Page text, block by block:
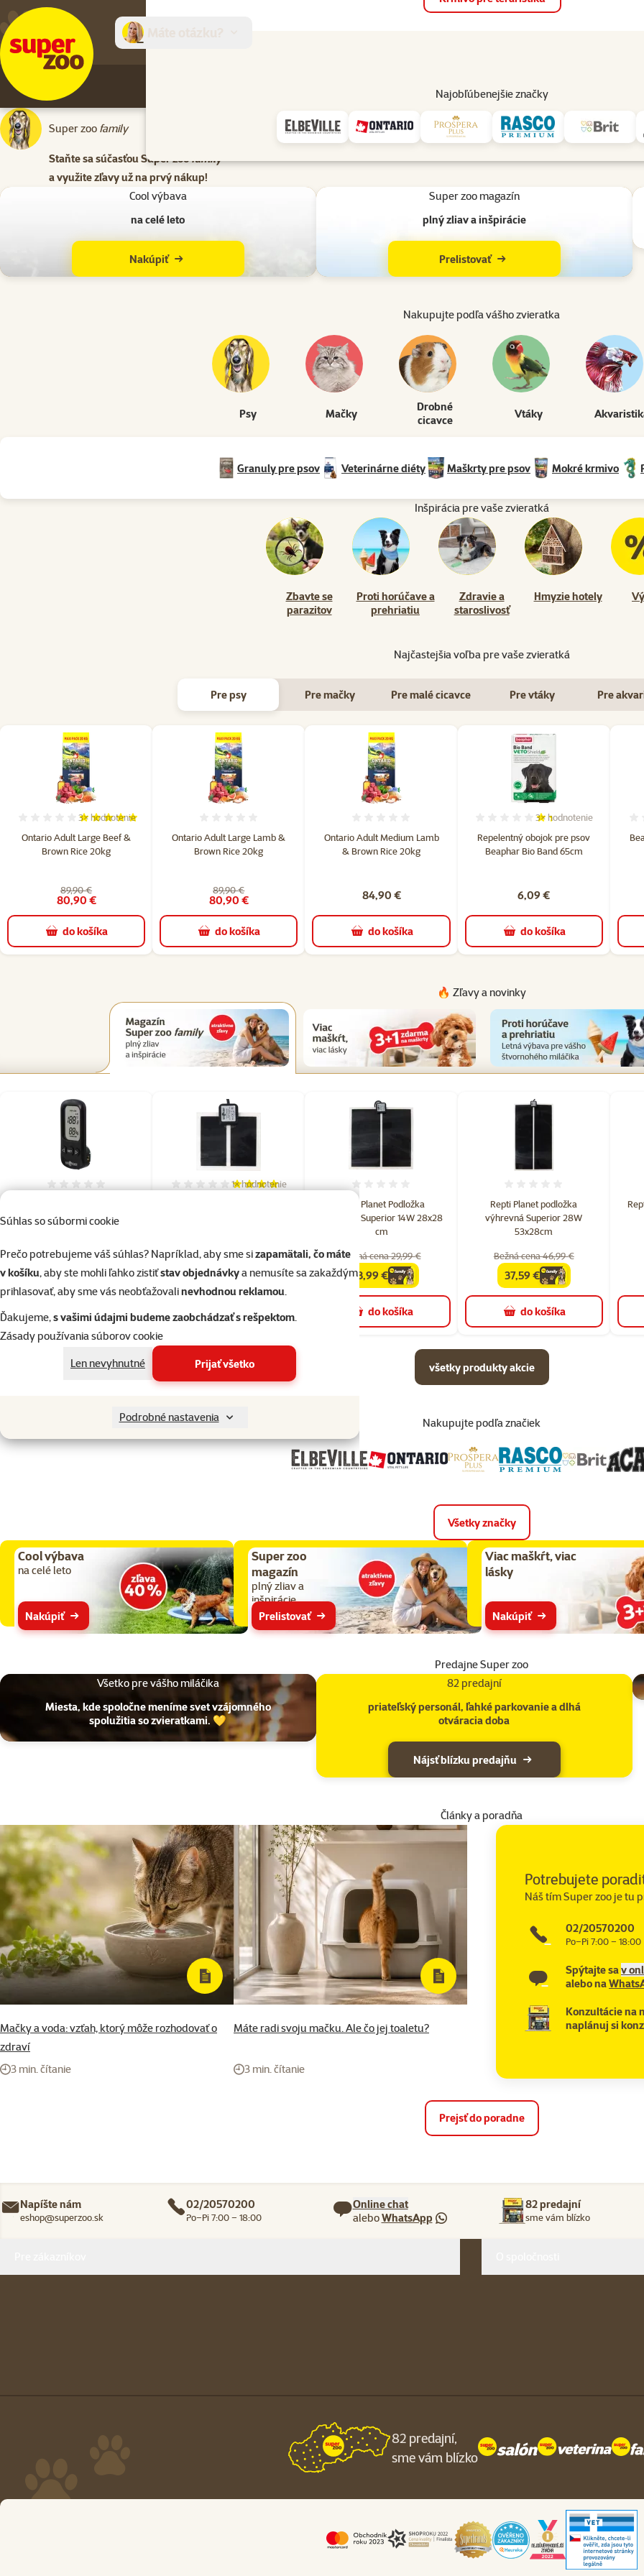
Súhlas so súbormi cookie
Prečo potrebujeme váš súhlas? Napríklad, aby sme sizapamätali, čo máte
v košíku, aby ste mohli ľahko zistiťstav objednávkya nemusíte sa zakaždým
prihlasovať, aby sme vás neobťažovalinevhodnou reklamou.
Ďakujeme,s vašimi údajmi budeme zaobchádzať s rešpektom.
Zásady používania súborov cookie
Len nevyhnutné
Prijať všetko
Podrobné nastavenia
Najobľúbenejšie značky
Predajne Služby
Super zoo family
Staňte sa súčasťou Super zoofamily
a využite zľavy už na prvý nákup!
Zľava za registráciu 10% na
Nižšie ceny pre členov
Cool výbava
na celé leto
Nakúpiť
Super zoo magazín
plný zliav a inšpirácie
Prelistovať
Nakupujte podľa vášho zvieratka
Psy Mačky
Drobné
cicavce
Vtáky
Granuly pre psov Veterinárne diéty Maškrty pre psov Mokré krmivo
Inšpirácia pre vaše zvieratká
Zbavte se
parazitov
Proti horúčave a
prehriatiu
Zdravie a
staroslivosť
Hmyzie hotely
Najčastejšia voľba pre vaše zvieratká
Pre psy Pre mačky Pre malé cicavce Pre vtáky Pre
Ontario Adult Large Beef &
Brown Rice 20kg
Hodnotenie 100%, počet hodnotení: 3
3× hodnotenie
89,90 €
80,90 €
do košíka
Ontario Adult Large Lamb &
Brown Rice 20kg
89,90 €
80,90 €
do košíka
Ontario Adult Medium Lamb
& Brown Rice 20kg
84,90 €
do košíka
Repelentný obojok pre psov
Beaphar Bio Band 65cm
Hodnotenie 27%,
3× hodnotenie
6,09 €
do košíka
🔥 Zľavy a novinky
teplomer
Hodnotenie 0%
Bežná cena 25,99 €
familycena
20,79 €
do košíka
Hodnotenie 80%, počet hodnotení: 1
1×hodnotenie
Bežná cena 21,99 €
familycena
17,59 €
do košíka
Repti Planet Podložka
výhrevná Superior 14W 28x28
cm
Bežná cena 29,99 €
family cena
23,99 €
do košíka
Repti Planet podložka
výhrevná Superior 28W
53x28cm
Bežná cena 46,99 €
familycena
37,59 €
do košíka
všetky produkty akcie
Nakupujte podľa značiek
Všetky značky
Cool výbava
na celé leto
Nakúpiť
Super zoo
magazín
plný zliav a
inšpirácie
Prelistovať
Viac maškŕt, viac
lásky
Nakúpiť
Predajne Super zoo
Všetko pre vášho miláčika
Miesta, kde spoločne meníme svet vzájomného
spolužitia so zvieratkami. 💛
82 predajní
priateľský personál, ľahké parkovanie a dlhá
otváracia doba
Nájsť blízku predajňu
Články a poradňa
Potrebujete
Náš tím Super zoo je tu
02/20570200
Po–Pi 7:00 – 18:00
Spýtajte sav
alebo na
Konzultácie na
naplánuj si
Mačky a voda: vzťah, ktorý môže rozhodovať o
zdraví
3 min. čítanie
Máte radi svoju mačku. Ale čo jej toaletu?
3 min. čítanie
Prejsť do poradne
Napíšte nám
eshop@superzoo.sk
02/20570200
Po–Pi 7:00 – 18:00
Online chat
aleboWhatsApp
82 predajní
sme vám blízko
82 predajní,
sme vám blízko